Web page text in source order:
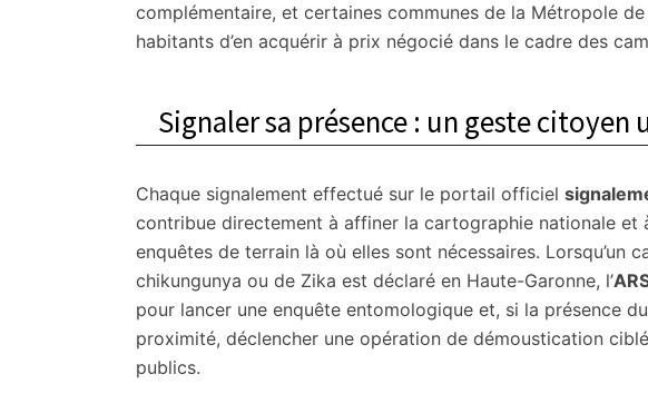
complémentaire, et certaines communes de la Métropole
habitants d’en acquérir à prix négocié dans le cadre des
Signaler sa présence : un geste citoyen
Chaque signalement effectué sur le portail officiel
contribue directement à affiner la cartographie nationale et
enquêtes de terrain là où elles sont nécessaires. Lorsqu’un
chikungunya ou de Zika est déclaré en Haute-Garonne, l’
pour lancer une enquête entomologique et, si la présence
proximité, déclencher une opération de démoustication
publics.